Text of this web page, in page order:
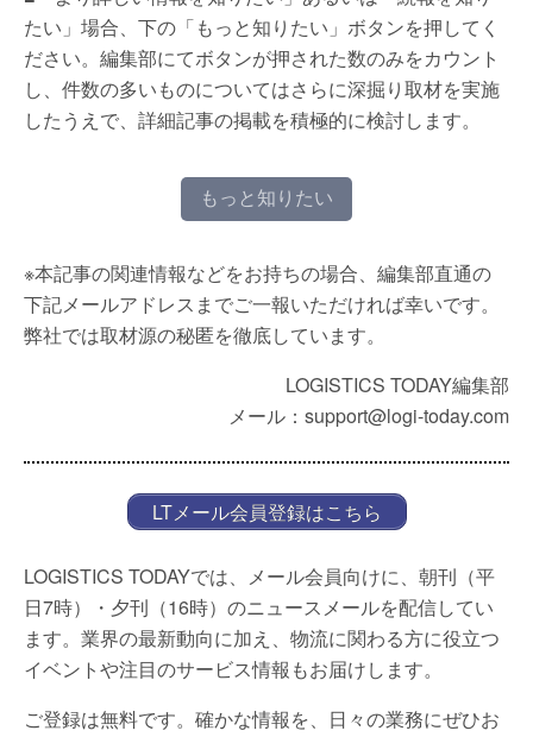
たい」場合、下の「もっと知りたい」ボタンを押してく
ださい。編集部にてボタンが押された数のみをカウント
し、件数の多いものについてはさらに深掘り取材を実施
したうえで、詳細記事の掲載を積極的に検討します。
もっと知りたい
※本記事の関連情報などをお持ちの場合、編集部直通の
下記メールアドレスまでご一報いただければ幸いです。
弊社では取材源の秘匿を徹底しています。
LOGISTICS TODAY編集部
メール：support@logi-today.com
LTメール会員登録はこちら
LOGISTICS TODAYでは、メール会員向けに、朝刊（平
日7時）・夕刊（16時）のニュースメールを配信してい
ます。業界の最新動向に加え、物流に関わる方に役立つ
イベントや注目のサービス情報もお届けします。
ご登録は無料です。確かな情報を、日々の業務にぜひお